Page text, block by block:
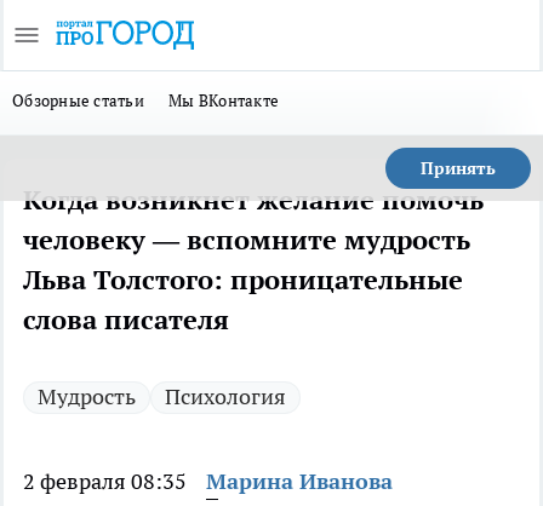
Обзорные статьи Мы ВКонтакте
Принять
Когда возникнет желание помочь
человеку — вспомните мудрость
Льва Толстого: проницательные
слова писателя
Мудрость Психология
2 февраля 08:35 Марина Иванова